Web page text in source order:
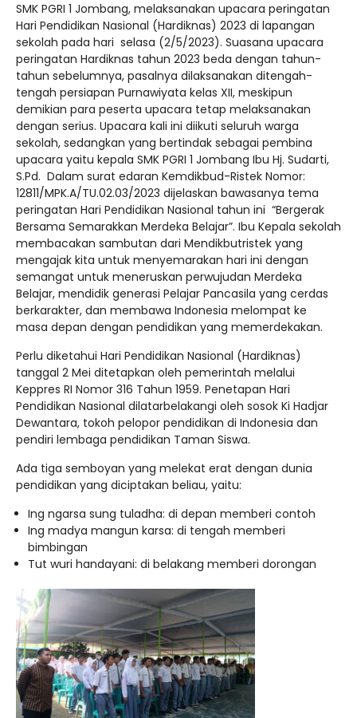
SMK PGRI 1 Jombang, melaksanakan upacara peringatan
Hari Pendidikan Nasional (Hardiknas) 2023 di lapangan
sekolah pada hari selasa (2/5/2023). Suasana upacara
peringatan Hardiknas tahun 2023 beda dengan tahun-
tahun sebelumnya, pasalnya dilaksanakan ditengah-
tengah persiapan Purnawiyata kelas XII, meskipun
demikian para peserta upacara tetap melaksanakan
dengan serius. Upacara kali ini diikuti seluruh warga
sekolah, sedangkan yang bertindak sebagai pembina
upacara yaitu kepala SMK PGRI 1 Jombang Ibu Hj. Sudarti,
S.Pd. Dalam surat edaran Kemdikbud-Ristek Nomor:
12811/MPK.A/TU.02.03/2023 dijelaskan bawasanya tema
peringatan Hari Pendidikan Nasional tahun ini “Bergerak
Bersama Semarakkan Merdeka Belajar”. Ibu Kepala sekolah
membacakan sambutan dari Mendikbutristek yang
mengajak kita untuk menyemarakan hari ini dengan
semangat untuk meneruskan perwujudan Merdeka
Belajar, mendidik generasi Pelajar Pancasila yang cerdas
berkarakter, dan membawa Indonesia melompat ke
masa depan dengan pendidikan yang memerdekakan.
Perlu diketahui Hari Pendidikan Nasional (Hardiknas)
tanggal 2 Mei ditetapkan oleh pemerintah melalui
Keppres RI Nomor 316 Tahun 1959. Penetapan Hari
Pendidikan Nasional dilatarbelakangi oleh sosok Ki Hadjar
Dewantara, tokoh pelopor pendidikan di Indonesia dan
pendiri lembaga pendidikan Taman Siswa.
Ada tiga semboyan yang melekat erat dengan dunia
pendidikan yang diciptakan beliau, yaitu:
Ing ngarsa sung tuladha: di depan memberi contoh
Ing madya mangun karsa: di tengah memberi
bimbingan
Tut wuri handayani: di belakang memberi dorongan